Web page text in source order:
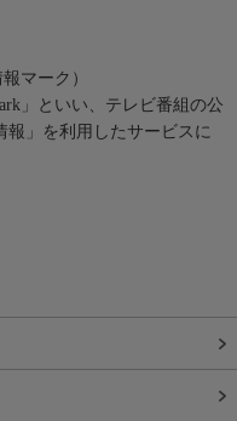
マーク）
」といい、テレビ番組の公
報」を利用したサービスに